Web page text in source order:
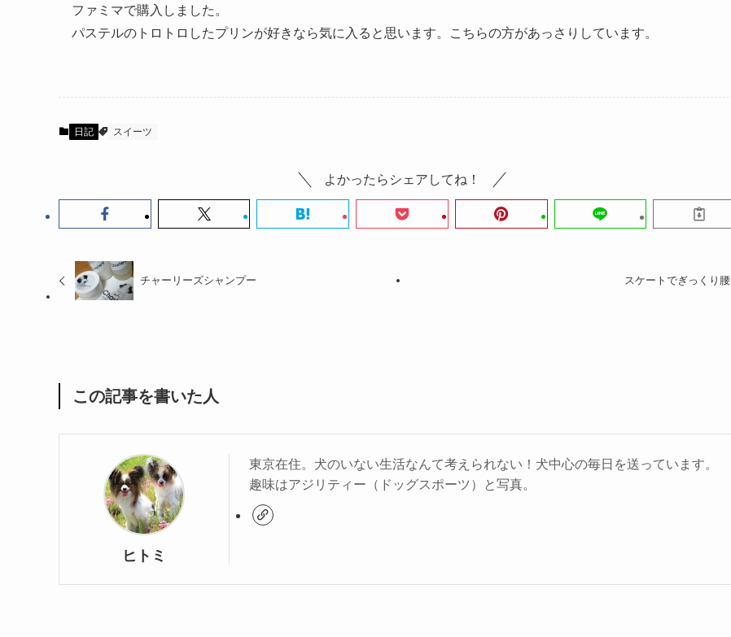
ファミマで購入しました。
パステルのトロトロしたプリンが好きなら気に入ると思います。こちらの方があっさりしています。
日記 スイーツ
よかったらシェアしてね！
チャーリーズシャンプー スケートでぎっくり腰
この記事を書いた人
ヒトミ
東京在住。犬のいない生活なんて考えられない！犬中心の毎日を送っています。
趣味はアジリティー（ドッグスポーツ）と写真。